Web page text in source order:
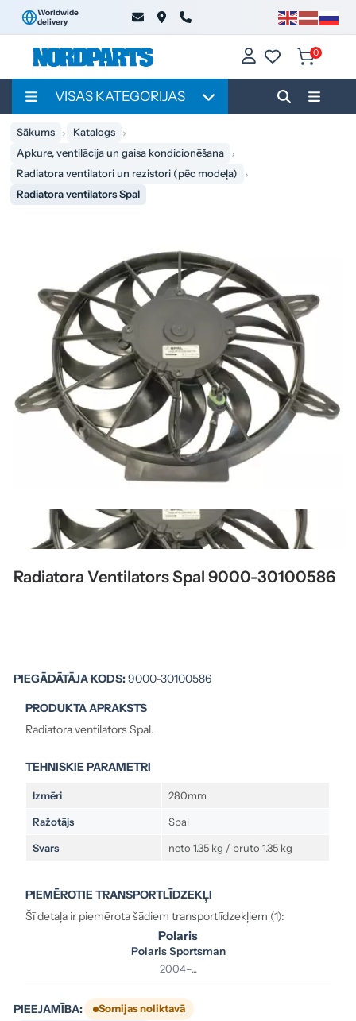
Worldwide
delivery
0
VISAS KATEGORIJAS
Sākums
Katalogs
Apkure, ventilācija un gaisa kondicionēšana
Radiatora ventilatori un rezistori (pēc modeļa)
Radiatora ventilators Spal
Radiatora Ventilators Spal 9000-30100586
PIEGĀDĀTĀJA KODS:9000-30100586
PRODUKTA APRAKSTS
Radiatora ventilators Spal.
TEHNISKIE PARAMETRI
Izmēri 280mm
Ražotājs Spal
Svars neto 1.35 kg / bruto 1.35 kg
PIEMĒROTIE TRANSPORTLĪDZEKĻI
Šī detaļa ir piemērota šādiem transportlīdzekļiem (1):
Polaris
Polaris Sportsman
2004–...
PIEEJAMĪBA:
Somijas noliktavā